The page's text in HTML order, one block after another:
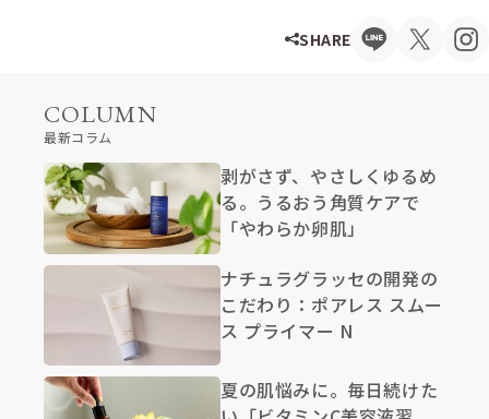
SHARE
COLUMN
最新コラム
剥がさず、やさしくゆるめ
る。うるおう角質ケアで
「やわらか卵肌」
ナチュラグラッセの開発の
こだわり：ポアレス スムー
ス プライマー N
夏の肌悩みに。毎日続けた